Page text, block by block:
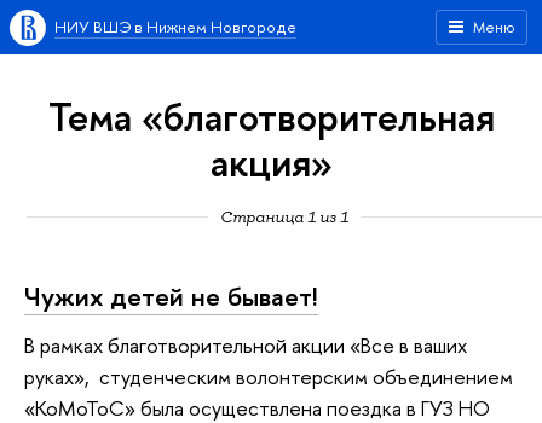
Меню
НИУ ВШЭ в Нижнем Новгороде
Тема «благотворительная
акция»
Страница 1 из 1
Чужих детей не бывает!
В рамках благотворительной акции «Все в ваших
руках», студенческим волонтерским объединением
«КоМоТоС» была осуществлена поездка в ГУЗ НО